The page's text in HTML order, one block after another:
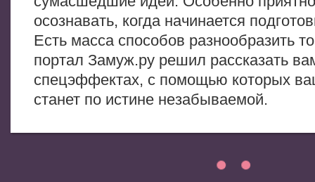
осознавать, когда начинается
Есть масса способов разнообразить
портал Замуж.ру решил рассказать
спецэффектах, с помощью которых
станет по истине незабываемой.